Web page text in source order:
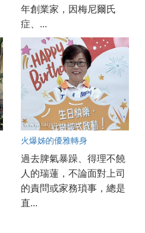
年創業家，因梅尼爾氏
症、...
火爆姊的優雅轉身
過去脾氣暴躁、得理不饒
人的瑞蓮，不論面對上司
的責問或家務瑣事，總是
直...